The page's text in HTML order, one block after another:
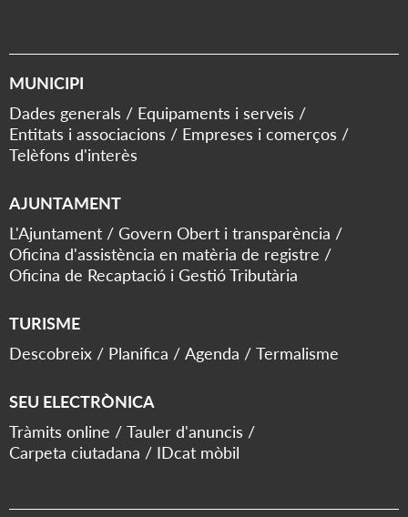
MUNICIPI
Dades generals
Equipaments i serveis
Entitats i associacions
Empreses i comerços
Telèfons d'interès
AJUNTAMENT
L'Ajuntament
Govern Obert i transparència
Oficina d'assistència en matèria de registre
Oficina de Recaptació i Gestió Tributària
TURISME
Descobreix
Planifica Agenda Termalisme
SEU ELECTRÒNICA
Tràmits online
Tauler d'anuncis
Carpeta ciutadana
IDcat mòbil